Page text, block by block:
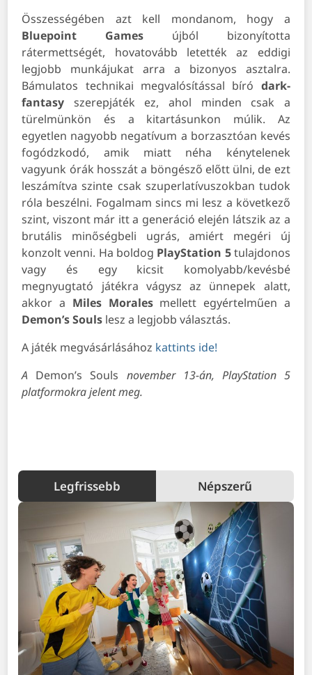
Összességében azt kell mondanom, hogy a
Bluepoint
Games újból bizonyította
rátermettségét, hovatovább letették az eddigi
legjobb munkájukat arra a bizonyos asztalra.
Bámulatos technikai megvalósítással bíró dark-
fantasy szerepjáték ez, ahol minden csak a
türelmünkön és a kitartásunkon múlik. Az
egyetlen nagyobb negatívum a borzasztóan kevés
fogódzkodó, amik miatt néha kénytelenek
vagyunk órák hosszát a böngésző előtt ülni, de ezt
leszámítva szinte csak szuperlatívuszokban tudok
róla beszélni. Fogalmam sincs mi lesz a következő
szint, viszont már itt a generáció elején látszik az a
brutális minőségbeli ugrás, amiért megéri új
konzolt venni. Ha boldog PlayStation 5tulajdonos
vagy és egy kicsit komolyabb/kevésbé
megnyugtató játékra vágysz az ünnepek alatt,
akkor a Miles Moralesmellett egyértelműen a
Demon’sSouls lesz a legjobb választás.
A játék megvásárlásához kattints ide!
A Demon’s Souls november 13-án, PlayStation 5
platformokra jelent meg.
Legfrissebb Népszerű